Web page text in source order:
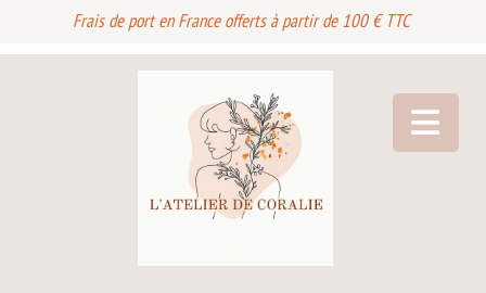
Frais de port en France offerts à partir de 100 € TTC